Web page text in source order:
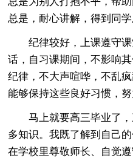
总是，耐心讲解，得到同学
纪律较好，上课遵守
话，自习课期间，不影响
纪律，不大声喧哗，不乱
能够保持这些良好习惯，努
马上就要高三毕业了
多知识。我既了解到自己
在学校里尊敬师长、自觉